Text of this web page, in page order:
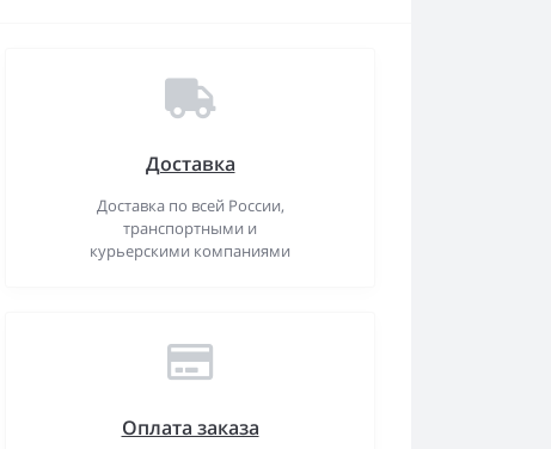
Доставка
Доставка по всей России,
транспортными и
курьерскими компаниями
Оплата заказа